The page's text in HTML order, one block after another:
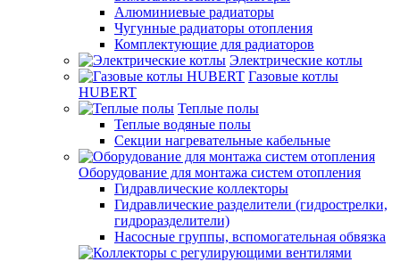
Алюминиевые радиаторы
Чугунные радиаторы отопления
Комплектующие для радиаторов
Электрические котлы
Газовые котлы
HUBERT
Теплые полы
Теплые водяные полы
Секции нагревательные кабельные
Оборудование для монтажа систем отопления
Гидравлические коллекторы
Гидравлические разделители (гидрострелки,
гидроразделители)
Насосные группы, вспомогательная обвязка